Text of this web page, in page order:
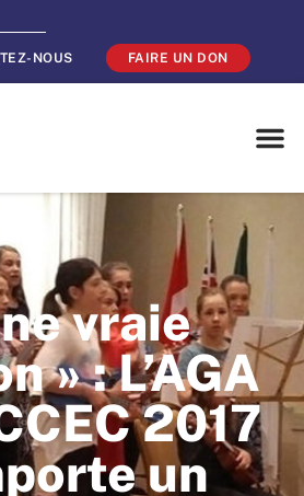
NOUS FAIRE UN DON
vraie
» : L’AGA
2017
un